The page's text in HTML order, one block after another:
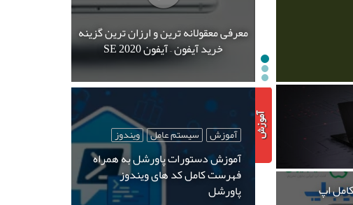
اپ
معرفی معقولانه ترین و ارزان ترین گزینه
خرید آیفون – آیفون SE 2020
آموزش سیستم عامل ویندوز
آموزش دستورات پاورشل به همراه
فهرست کامل کد های ویندوز
پاورشل